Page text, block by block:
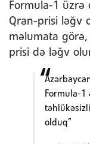
Formula-1 üzrə
Qran-prisi ləğv
məlumata
prisi də ləğv
Formula-1
olduq”